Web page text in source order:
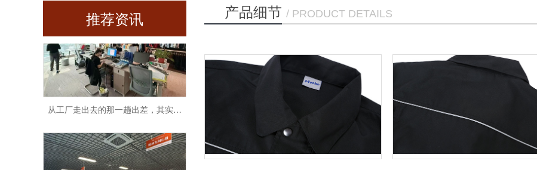
产品细节 / PRODUCT DETAILS
推荐资讯
从工厂走出去的那一趟出差，其实是一次把“信任”带回来的路